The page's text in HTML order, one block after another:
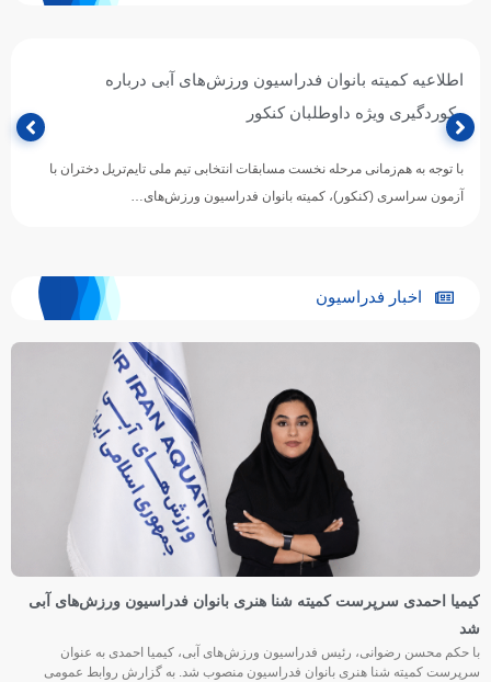
اطلاعیه کمیته بانوان فدراسیون ورزش‌های آبی درباره
رکوردگیری ویژه داوطلبان کنکور
با توجه به هم‌زمانی مرحله نخست مسابقات انتخابی تیم ملی تایم‌تریل دختران با
آزمون سراسری (کنکور)، کمیته بانوان فدراسیون ورزش‌های…
اخبار فدراسیون
کیمیا احمدی سرپرست کمیته شنا هنری بانوان فدراسیون ورزش‌های آبی
شد
با حکم محسن رضوانی، رئیس فدراسیون ورزش‌های آبی، کیمیا احمدی به عنوان
سرپرست کمیته شنا هنری بانوان فدراسیون منصوب شد. به گزارش روابط عمومی